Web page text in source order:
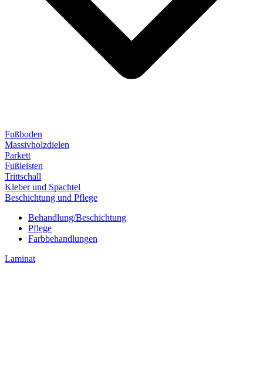
Fußboden
Massivholzdielen
Parkett
Fußleisten
Trittschall
Kleber und Spachtel
Beschichtung und Pflege
Behandlung/Beschichtung
Pflege
Farbbehandlungen
Laminat